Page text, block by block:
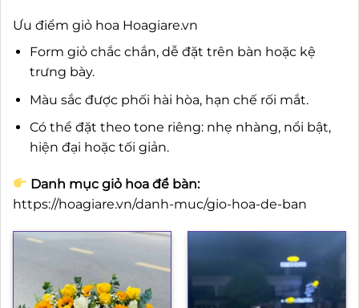
Ưu điểm giỏ hoa Hoagiare.vn
Form giỏ chắc chắn, dễ đặt trên bàn hoặc kệ
trưng bày.
Màu sắc được phối hài hòa, hạn chế rối mắt.
Có thể đặt theo tone riêng: nhẹ nhàng, nổi bật,
hiện đại hoặc tối giản.
Danh mục giỏ hoa để bàn:
https://hoagiare.vn/danh-muc/gio-hoa-de-ban